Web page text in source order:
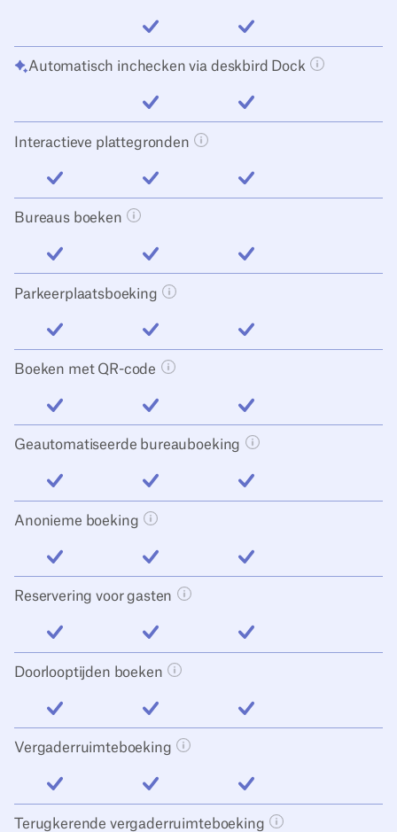
inbegrepen inbegrepen
Automatisch inchecken via deskbird Dock Tooltip knop
inbegrepen inbegrepen
Interactieve plattegronden Tooltip knop openen
inbegrepen inbegrepen inbegrepen
Bureaus boeken Tooltip knop openen
inbegrepen inbegrepen inbegrepen
Parkeerplaatsboeking Tooltip knop openen
inbegrepen inbegrepen inbegrepen
Boeken met QR-code Tooltip knop openen
inbegrepen inbegrepen inbegrepen
Geautomatiseerde bureauboeking Tooltip knop openen
inbegrepen inbegrepen inbegrepen
Anonieme boeking Tooltip knop openen
inbegrepen inbegrepen inbegrepen
Reservering voor gasten Tooltip knop openen
inbegrepen inbegrepen inbegrepen
Doorlooptijden boeken Tooltip knop openen
inbegrepen inbegrepen inbegrepen
Vergaderruimteboeking Tooltip knop openen
inbegrepen inbegrepen inbegrepen
Terugkerende vergaderruimteboeking Tooltip knop